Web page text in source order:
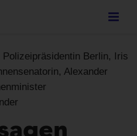
Berlin, Iris
Alexander